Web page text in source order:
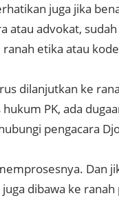
juga jika
advokat,
etika atau
dilanjutkan ke
PK, ada
pengacara
Dan
dibawa ke ranah